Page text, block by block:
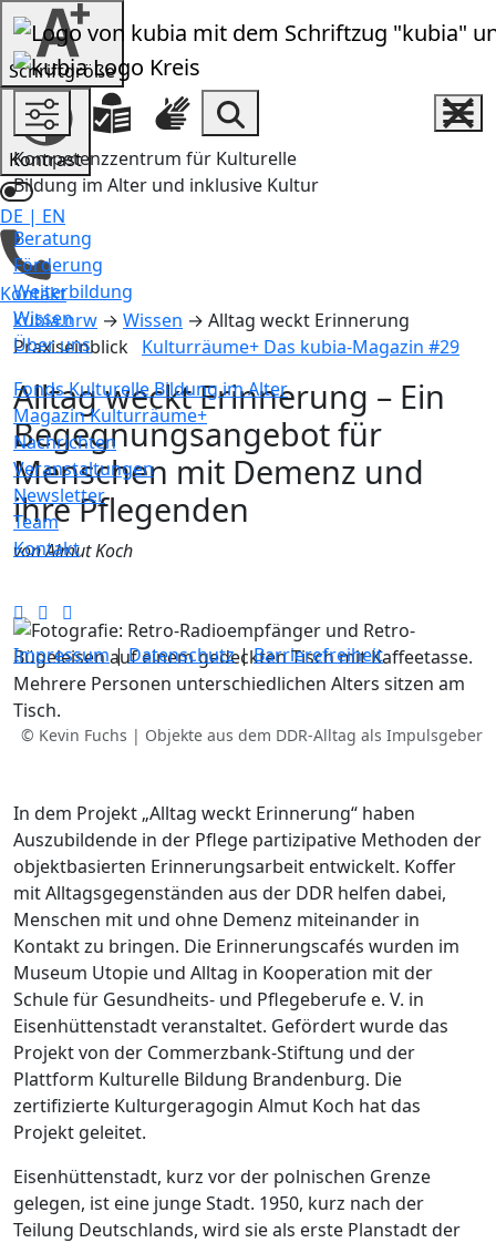
Zum Inhalt springen
Einstellungen und Hilfen
Kompetenzzentrum für Kulturelle
Bildung im Alter und inklusive Kultur
Beratung
Förderung
Weiterbildung
Wissen
Über uns
Fonds Kulturelle Bildung im Alter
Magazin Kulturräume+
Nachrichten
Veranstaltungen
Newsletter
Team
Kontakt
Impressum|Datenschutz|Barrierefreiheit
Schrift­größe
Kontrast
DE | EN
Deutsch ist ausgewählt
Kontakt
kubia.nrw → Wissen → Alltag weckt Erinnerung
Praxiseinblick Kulturräume+ Das kubia-Magazin #29
Alltag weckt Erinnerung – Ein
Begegnungsangebot für
Menschen mit Demenz und
ihre Pflegenden
von Almut Koch
© Kevin Fuchs | Objekte aus dem DDR-Alltag als Impulsgeber
In dem Projekt „Alltag weckt Erinnerung“ haben
Auszubildende in der Pflege partizipative Methoden der
objektbasierten Erinnerungsarbeit entwickelt. Koffer
mit Alltagsgegenständen aus der DDR helfen dabei,
Menschen mit und ohne Demenz miteinander in
Kontakt zu bringen. Die Erinnerungscafés wurden im
Museum Utopie und Alltag in Kooperation mit der
Schule für Gesundheits- und Pflegeberufe e. V. in
Eisenhüttenstadt veranstaltet. Gefördert wurde das
Projekt von der Commerzbank-Stiftung und der
Plattform Kulturelle Bildung Brandenburg. Die
zertifizierte Kulturgeragogin Almut Koch hat das
Projekt geleitet.
Eisenhüttenstadt, kurz vor der polnischen Grenze
gelegen, ist eine junge Stadt. 1950, kurz nach der
Teilung Deutschlands, wird sie als erste Planstadt der